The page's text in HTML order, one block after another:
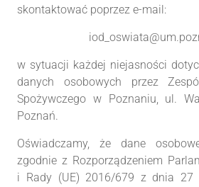
skontaktować poprzez e-mail:
w sytuacji każdej niejasności
danych osobowych przez
Spożywczego w Poznaniu, ul.
Poznań.
Oświadczamy, że dane
zgodnie z Rozporządzeniem
i Rady (UE) 2016/679 z dnia 27